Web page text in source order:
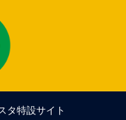
タ特設サイト